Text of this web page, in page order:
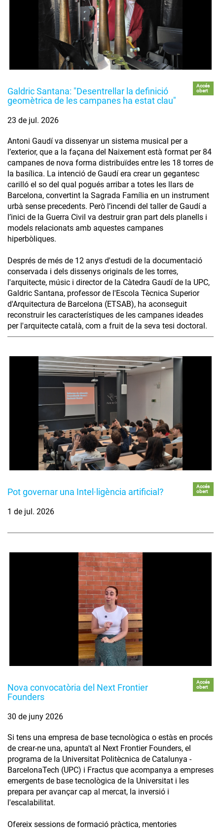
Galdric Santana: "Desentrellar la definició
geomètrica de les campanes ha estat clau"
Accés
obert
23 de jul. 2026
Antoni Gaudí va dissenyar un sistema musical per a
l’exterior, que a la façana del Naixement està format per 84
campanes de nova forma distribuïdes entre les 18 torres de
la basílica. La intenció de Gaudí era crear un gegantesc
carilló el so del qual pogués arribar a totes les llars de
Barcelona, convertint la Sagrada Família en un instrument
urbà sense precedents. Però l’incendi del taller de Gaudí a
l’inici de la Guerra Civil va destruir gran part dels planells i
models relacionats amb aquestes campanes
hiperbòliques.
Després de més de 12 anys d'estudi de la documentació
conservada i dels dissenys originals de les torres,
l'arquitecte, músic i director de la Càtedra Gaudí de la UPC,
Galdric Santana, professor de l'Escola Tècnica Superior
d'Arquitectura de Barcelona (ETSAB), ha aconseguit
reconstruir les característiques de les campanes ideades
per l'arquitecte català, com a fruit de la seva tesi doctoral.
Pot governar una Intel·ligència artificial?
Accés
obert
1 de jul. 2026
Nova convocatòria del Next Frontier
Founders
Accés
obert
30 de juny 2026
Si tens una empresa de base tecnològica o estàs en procés
de crear-ne una, apunta't al Next Frontier Founders, el
programa de la Universitat Politècnica de Catalunya -
BarcelonaTech (UPC) i Fractus que acompanya a empreses
emergents de base tecnològica de la Universitat i les
prepara per avançar cap al mercat, la inversió i
l'escalabilitat.
Ofereix sessions de formació pràctica, mentories